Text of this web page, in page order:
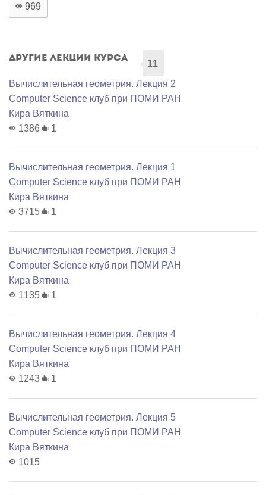
969
Другие лекции курса
11
Вычислительная геометрия. Лекция 2
Computer Science клуб при ПОМИ РАН
Кира Вяткина
1386
1
Вычислительная геометрия. Лекция 1
Computer Science клуб при ПОМИ РАН
Кира Вяткина
3715
1
Вычислительная геометрия. Лекция 3
Computer Science клуб при ПОМИ РАН
Кира Вяткина
1135
1
Вычислительная геометрия. Лекция 4
Computer Science клуб при ПОМИ РАН
Кира Вяткина
1243
1
Вычислительная геометрия. Лекция 5
Computer Science клуб при ПОМИ РАН
Кира Вяткина
1015